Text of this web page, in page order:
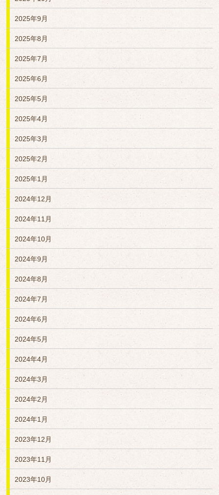
2025年9月
2025年8月
2025年7月
2025年6月
2025年5月
2025年4月
2025年3月
2025年2月
2025年1月
2024年12月
2024年11月
2024年10月
2024年9月
2024年8月
2024年7月
2024年6月
2024年5月
2024年4月
2024年3月
2024年2月
2024年1月
2023年12月
2023年11月
2023年10月